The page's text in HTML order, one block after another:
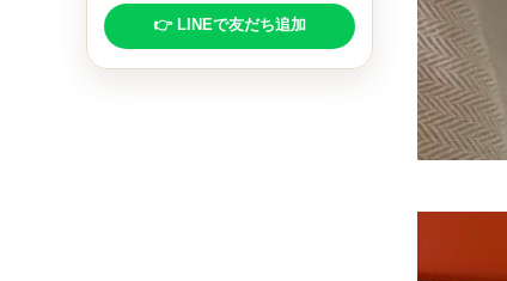
👉 LINEで友だち追加